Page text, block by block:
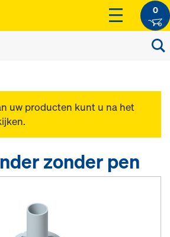
0
uw producten kunt u na het
zonder pen